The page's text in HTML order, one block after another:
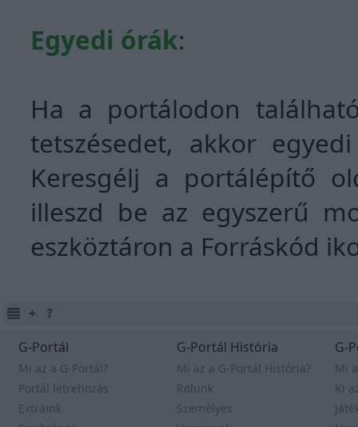
Egyedi órák:
Ha a portálodon
tetszésedet, akkor
Keresgélj a portálépítő
illeszd be az egyszerű
eszköztáron a Forráskód
G-Portál
Mi az a G-Portál?
Portál létrehozás
Extráink
G-Portál História
Mi az a G-Portál História?
Rólunk
Személyes
G-
Mi
Ki